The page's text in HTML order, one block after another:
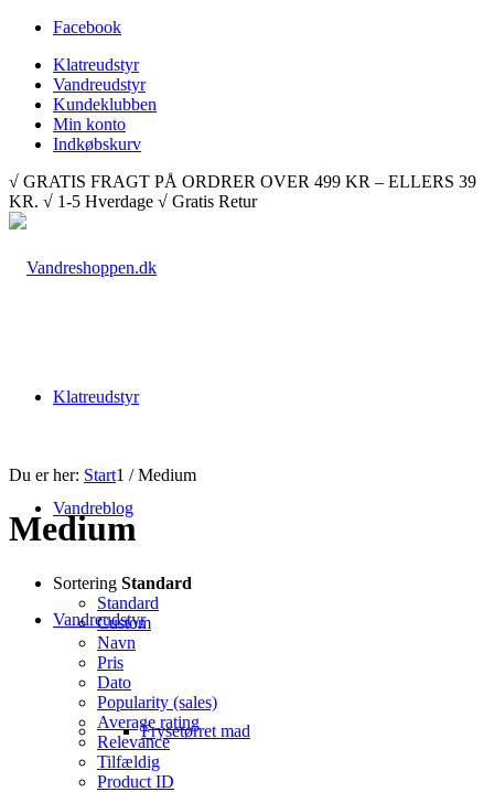
Facebook
Klatreudstyr
Vandreudstyr
Kundeklubben
Min konto
Indkøbskurv
√ GRATIS FRAGT PÅ ORDRER OVER 499 KR – ELLERS 39
KR. √ 1-5 Hverdage √ Gratis Retur
Klatreudstyr
Vandreblog
Vandreudstyr
Frysetørret mad
Du er her: Start1 / Medium
Medium
Sortering Standard
Standard
Custom
Navn
Pris
Dato
Popularity (sales)
Average rating
Relevance
Tilfældig
Product ID